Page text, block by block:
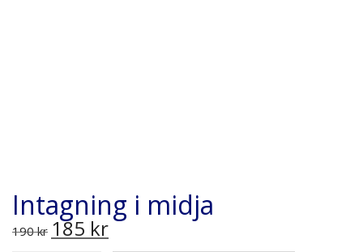
Intagning i midja
190kr 185 kr